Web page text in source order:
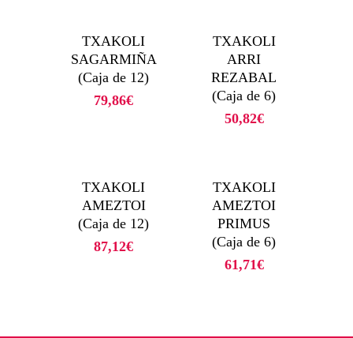
TXAKOLI
SAGARMIÑA
(Caja de 12)
79,86€
TXAKOLI
ARRI
REZABAL
(Caja de 6)
50,82€
TXAKOLI
AMEZTOI
(Caja de 12)
87,12€
TXAKOLI
AMEZTOI
PRIMUS
(Caja de 6)
61,71€